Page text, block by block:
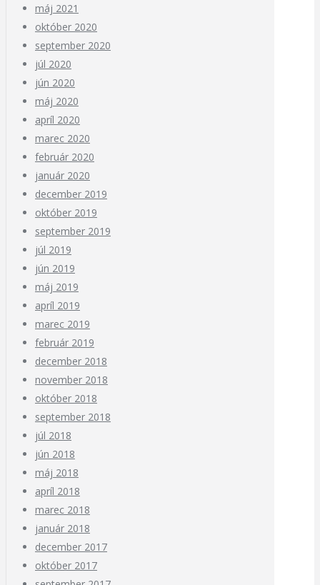
máj 2021
október 2020
september 2020
júl 2020
jún 2020
máj 2020
apríl 2020
marec 2020
február 2020
január 2020
december 2019
október 2019
september 2019
júl 2019
jún 2019
máj 2019
apríl 2019
marec 2019
február 2019
december 2018
november 2018
október 2018
september 2018
júl 2018
jún 2018
máj 2018
apríl 2018
marec 2018
január 2018
december 2017
október 2017